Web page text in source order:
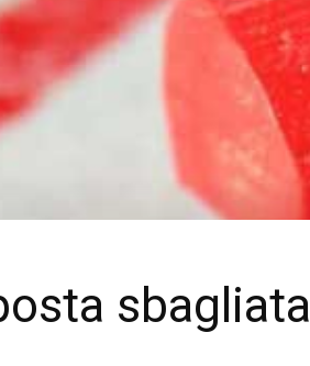
sbagliata